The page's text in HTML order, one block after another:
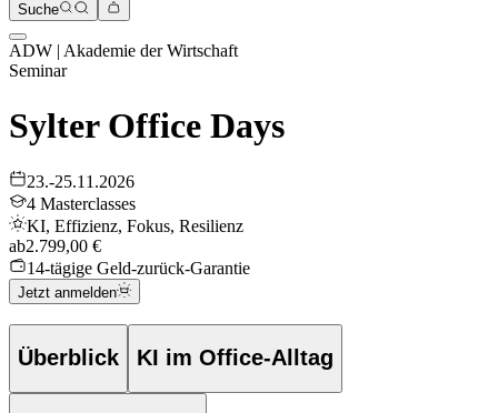
Suche
ADW | Akademie der Wirtschaft
Seminar
Sylter Office Days
23.-25.11.2026
4 Masterclasses
KI, Effizienz, Fokus, Resilienz
ab2.799,00 €
14-tägige Geld-zurück-Garantie
Jetzt anmelden
Überblick KI im Office-Alltag